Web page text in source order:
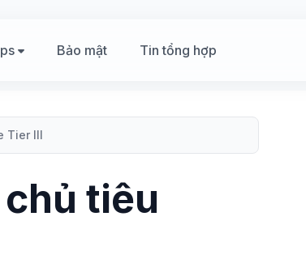
Bảo mật Tin tổng hợp
Tier III
tiêu